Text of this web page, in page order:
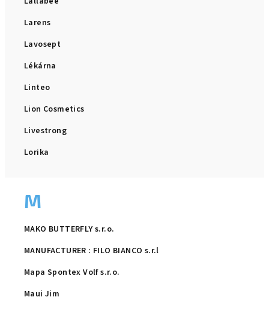
Larens
Lavosept
Lékárna
Linteo
Lion Cosmetics
Livestrong
Lorika
M
MAKO BUTTERFLY s.r.o.
MANUFACTURER : FILO BIANCO s.r.l
Mapa Spontex Volf s.r.o.
Maui Jim